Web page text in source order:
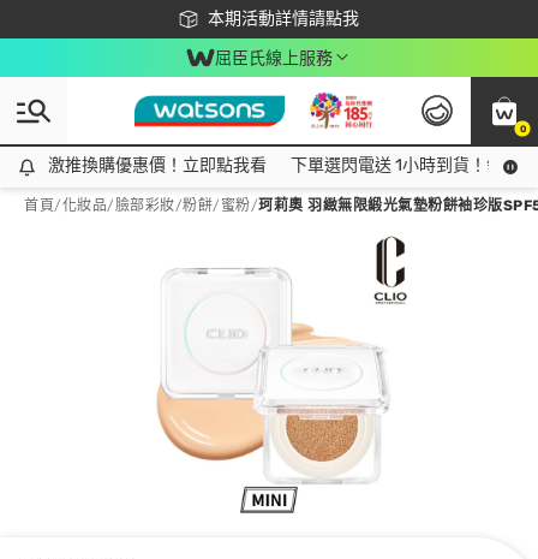
本期活動詳情請點我
下載app最高回饋$350
屈臣氏線上服務
0
激推換購優惠價！立即點我看
激推換購優惠價！立即點我看 下單選閃電送 1小時到貨！領神
首頁/化妝品/臉部彩妝/粉餅/蜜粉/珂莉奧 羽緻無限緞光氣墊粉餅袖珍版